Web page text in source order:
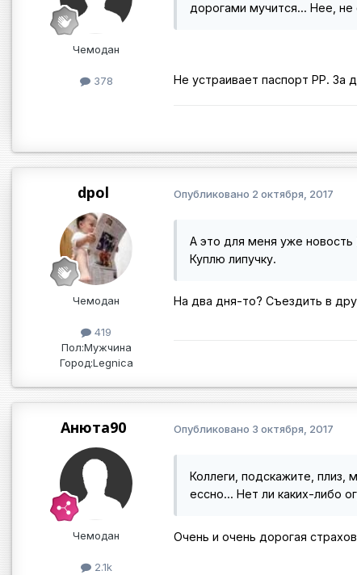
Чемодан
378
дорогами мучится... Нее, не
Не устраивает паспорт РР. За
dpol
Чемодан
419
Пол:Мужчина
Город:Legnica
Опубликовано 2 октября, 2017
А это для меня уже новость
Куплю липучку.
На два дня-то? Съездить в
Анюта90
Чемодан
2.1k
Опубликовано 3 октября, 2017
Коллеги, подскажите, плиз,
ессно... Нет ли каких-либо
Очень и очень дорогая